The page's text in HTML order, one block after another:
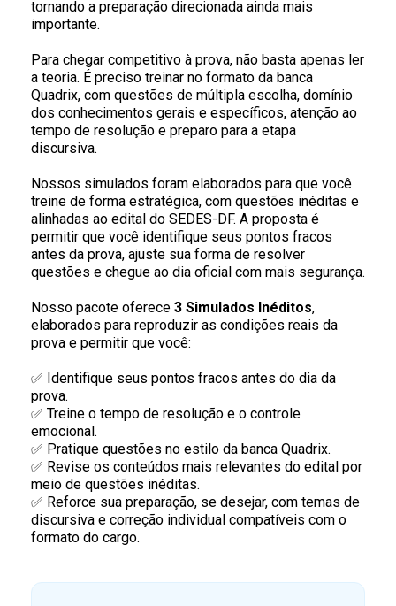
tornando a preparação direcionada ainda mais
importante.
Para chegar competitivo à prova, não basta apenas ler
a teoria. É preciso treinar no formato da banca
Quadrix, com questões de múltipla escolha, domínio
dos conhecimentos gerais e específicos, atenção ao
tempo de resolução e preparo para a etapa
discursiva.
Nossos simulados foram elaborados para que você
treine de forma estratégica, com questões inéditas e
alinhadas ao edital do SEDES-DF. A proposta é
permitir que você identifique seus pontos fracos
antes da prova, ajuste sua forma de resolver
questões e chegue ao dia oficial com mais segurança.
Nosso pacote oferece 3 Simulados Inéditos,
elaborados para reproduzir as condições reais da
prova e permitir que você:
✅ Identifique seus pontos fracos antes do dia da
prova.
✅ Treine o tempo de resolução e o controle
emocional.
✅ Pratique questões no estilo da banca Quadrix.
✅ Revise os conteúdos mais relevantes do edital por
meio de questões inéditas.
✅ Reforce sua preparação, se desejar, com temas de
discursiva e correção individual compatíveis com o
formato do cargo.